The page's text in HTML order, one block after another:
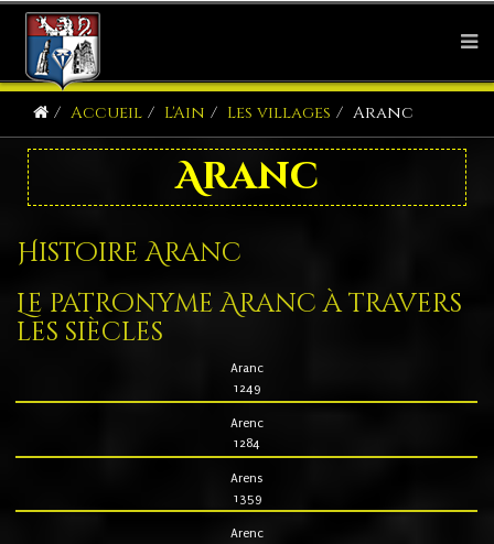
Accueil L'Ain Les villages Aranc
Aranc
Histoire Aranc
Le patronyme Aranc à travers
les siècles
Aranc
1249
Arenc
1284
Arens
1359
Arenc